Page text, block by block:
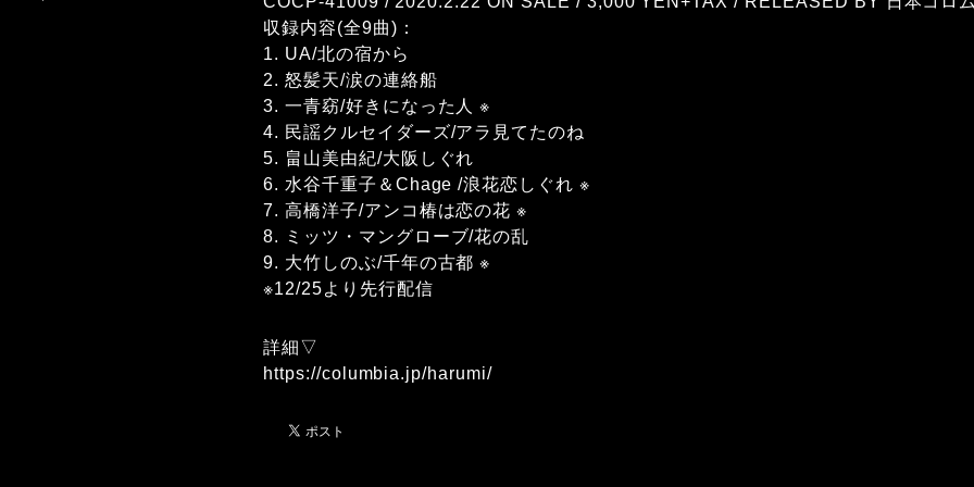
収録内容(全9曲)：
1. UA/北の宿から
2. 怒髪天/涙の連絡船
3. 一青窈/好きになった人 ※
4. 民謡クルセイダーズ/アラ見てたのね
5. 畠山美由紀/大阪しぐれ
6. 水谷千重子＆Chage /浪花恋しぐれ ※
7. 高橋洋子/アンコ椿は恋の花 ※
8. ミッツ・マングローブ/花の乱
9. 大竹しのぶ/千年の古都 ※
※12/25より先行配信
詳細▽
https://columbia.jp/harumi/